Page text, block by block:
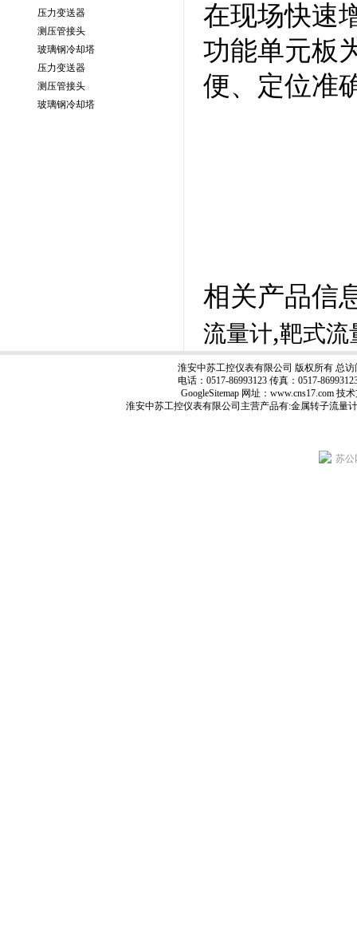
压力变送器
测压管接头
玻璃钢冷却塔
压力变送器
测压管接头
玻璃钢冷却塔
在现场快速
功能单元板
便、定位准
相关产品信
流量计,靶式流
淮安中苏工控仪表有限公司 版权所有 总访
电话：0517-86993123 传真：0517-
GoogleSitemap 网址：www.cns17.com 技
淮安中苏工控仪表有限公司主营产品有:金属转子流量计
苏公